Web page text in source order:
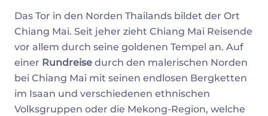
Das Tor in den Norden Thailands bildet der Ort
Chiang Mai. Seit jeher zieht Chiang Mai Reisende
vor allem durch seine goldenen Tempel an. Auf
einer Rundreise durch den malerischen Norden
bei Chiang Mai mit seinen endlosen Bergketten
im Isaan und verschiedenen ethnischen
Volksgruppen oder die Mekong-Region, welche